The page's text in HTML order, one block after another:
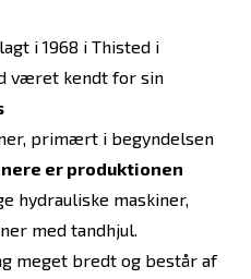
i 1968 i Thisted i
været kendt for sin
primært i begyndelsen
er produktionen
hydrauliske maskiner,
med tandhjul.
meget bredt og består af